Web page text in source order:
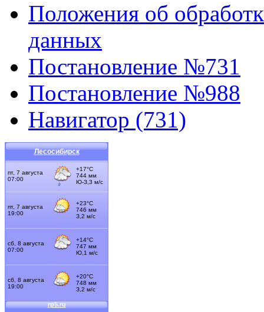
Положения об
данных
Постановление №731
Постановление №988
Навигатор (731)
Лесосибирск